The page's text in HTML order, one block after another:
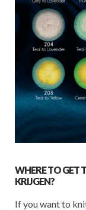
WHERE TO GET
KRIJGEN?
If you want to